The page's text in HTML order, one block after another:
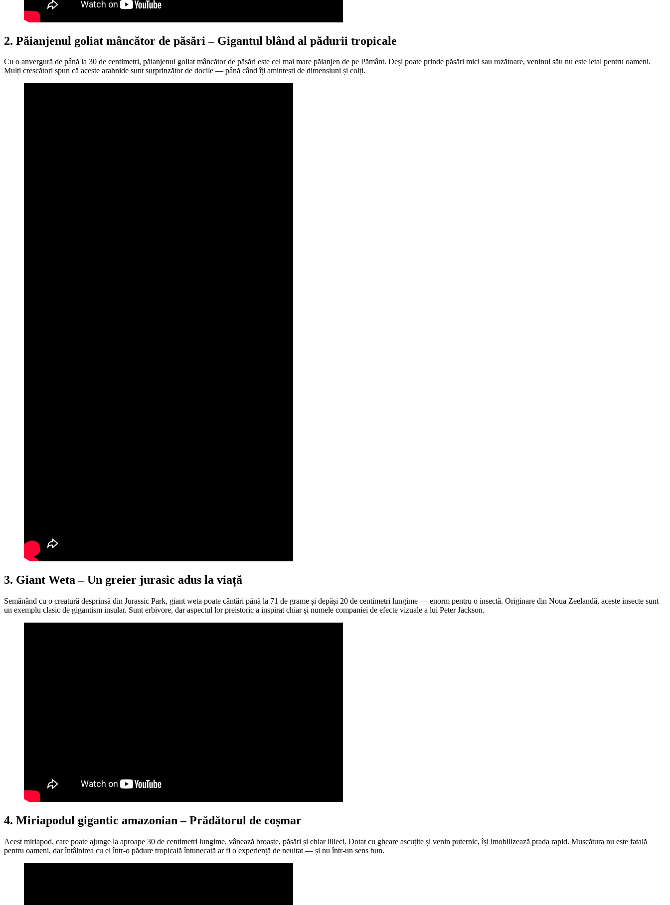
2. Păianjenul goliat mâncător de păsări – Gigantul blând al pădurii tropicale
Cu o anvergură de până la 30 de centimetri, păianjenul goliat mâncător de păsări este cel mai mare păianjen de pe Pământ. Deși poate prinde păsări mici sau rozătoare, veninul său nu este letal pentru oameni.
Mulți crescători spun că aceste arahnide sunt surprinzător de docile — până când îți amintești de dimensiuni și colți.
3. Giant Weta – Un greier jurasic adus la viață
Semănând cu o creatură desprinsă din Jurassic Park, giant weta poate cântări până la 71 de grame și depăși 20 de centimetri lungime — enorm pentru o insectă. Originare din Noua Zeelandă, aceste insecte sunt
un exemplu clasic de gigantism insular. Sunt erbivore, dar aspectul lor preistoric a inspirat chiar și numele companiei de efecte vizuale a lui Peter Jackson.
4. Miriapodul gigantic amazonian – Prădătorul de coșmar
Acest miriapod, care poate ajunge la aproape 30 de centimetri lungime, vânează broaște, păsări și chiar lilieci. Dotat cu gheare ascuțite și venin puternic, își imobilizează prada rapid. Mușcătura nu este fatală
pentru oameni, dar întâlnirea cu el într-o pădure tropicală întunecată ar fi o experiență de neuitat — și nu într-un sens bun.